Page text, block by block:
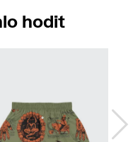
hodit